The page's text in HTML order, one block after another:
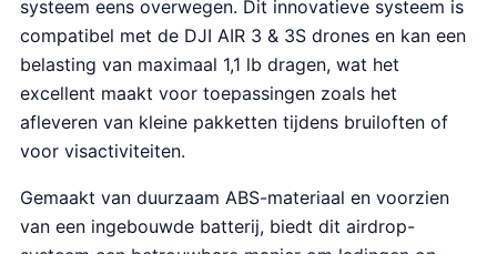
systeem eens overwegen. Dit innovatieve systeem is
compatibel met de DJI AIR 3 & 3S drones en kan een
belasting van maximaal 1,1 lb dragen, wat het
excellent maakt voor toepassingen zoals het
afleveren van kleine pakketten tijdens bruiloften of
voor visactiviteiten.
Gemaakt van duurzaam ABS-materiaal en voorzien
van een ingebouwde batterij, biedt dit airdrop-